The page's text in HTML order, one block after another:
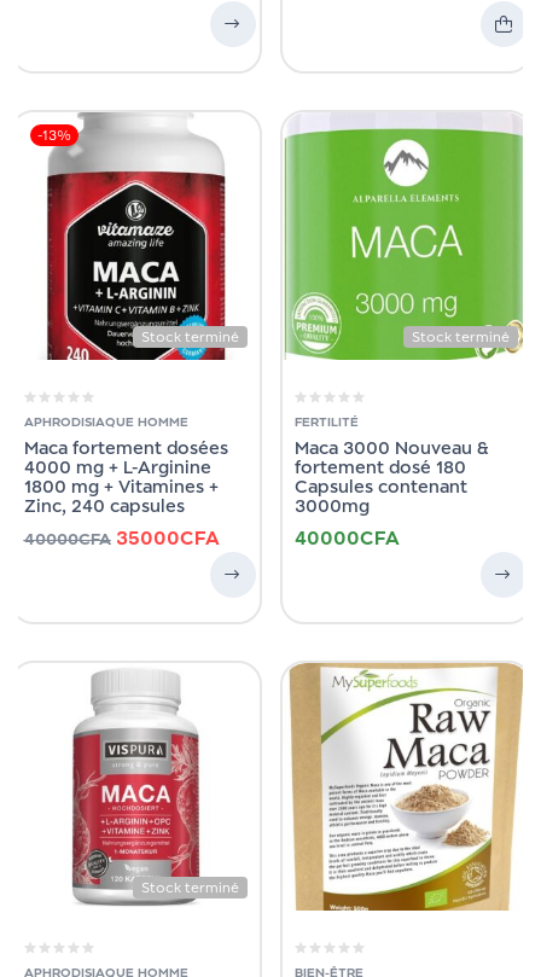
-13%
Stock terminé
APHRODISIAQUE HOMME
Maca fortement dosées
4000 mg + L-Arginine
1800 mg + Vitamines +
Zinc, 240 capsules
40000CFA 35000CFA
Stock terminé
FERTILITÉ
Maca 3000 Nouveau &
fortement dosé 180
Capsules contenant
3000mg
40000CFA
Stock terminé
APHRODISIAQUE HOMME BIEN-ÊTRE